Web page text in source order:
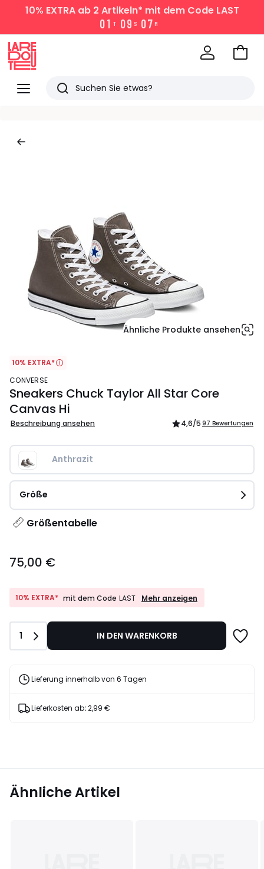
10% EXTRAab 2 Artikeln* mit dem Code LAST
01 T 09 S 07 M
Menü
Redoute
Suchen
Zum
Ähnliche Produkte ansehen
10% EXTRA*
CONVERSE
Sneakers Chuck Taylor All Star Core
Canvas Hi
Beschreibung ansehen 4,6/5 97 Bewertungen
Anthrazit
Größe
Größentabelle
€.
75,00 €
10% EXTRA* mit dem Code LAST
10%
Code
LAST
Mehr anzeigen
Anzahl
1 IN DEN WARENKORB
Lieferung innerhalb von 6 Tagen
Lieferkosten ab:2,99 €
Ähnliche Artikel